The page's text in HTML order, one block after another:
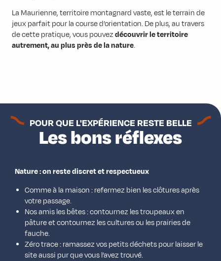
La Maurienne, territoire montagnard vaste, est le terrain de
jeux parfait pour la course d’orientation. De plus, au travers
de cette pratique, vous pouvezdécouvrir le territoire
autrement, au plus près de la nature.
POUR QUE L'EXPÉRIENCE RESTE BELLE
Les bons réflexes
Nature : on reste discret et respectueux
Comme à la maison : refermez bien les clôtures après
votre passage.
Nos amis les bêtes : contournez les troupeaux en
pâture et contournez les cultures ou les prairies de
fauche.
Zéro trace : ramassez vos petits déchets pour laisser le
site aussi pur que vous l’avez trouvé.